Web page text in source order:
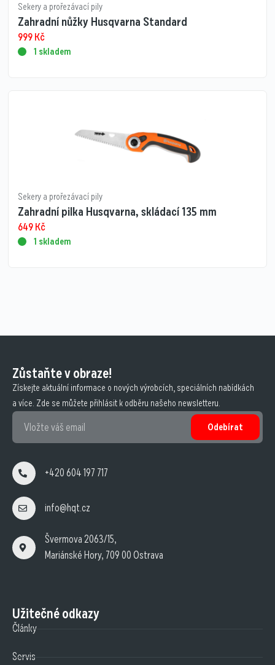
Sekery a prořezávací pily
Zahradní nůžky Husqvarna Standard
999Kč
1 skladem
Sekery a prořezávací pily
Zahradní pilka Husqvarna, skládací 135 mm
649Kč
1 skladem
Zůstaňte v obraze!
Získejte aktuální informace o nových výrobcích, speciálních nabídkách
a více. Zde se můžete přihlásit k odběru našeho newsletteru.
Odebírat
+420 604 197 717
info@hqt.cz
Švermova 2063/15,
Mariánské Hory, 709 00 Ostrava
Užitečné odkazy
Články
Servis